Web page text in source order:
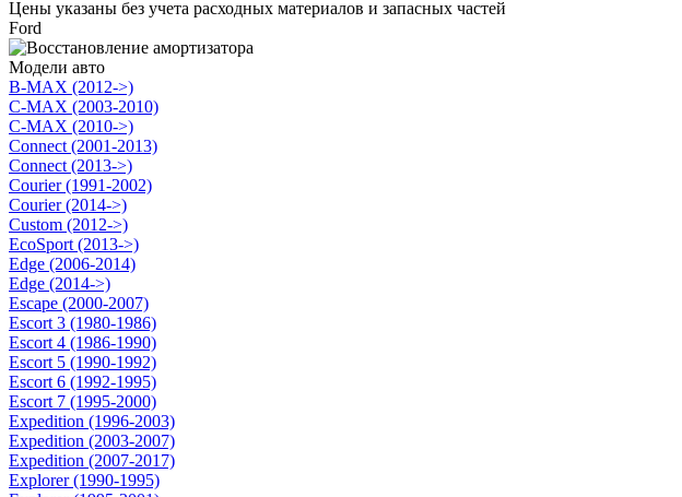
Цены указаны без учета расходных материалов и запасных частей
Ford
Модели авто
B-MAX (2012->)
C-MAX (2003-2010)
C-MAX (2010->)
Connect (2001-2013)
Connect (2013->)
Courier (1991-2002)
Courier (2014->)
Custom (2012->)
EcoSport (2013->)
Edge (2006-2014)
Edge (2014->)
Escape (2000-2007)
Escort 3 (1980-1986)
Escort 4 (1986-1990)
Escort 5 (1990-1992)
Escort 6 (1992-1995)
Escort 7 (1995-2000)
Expedition (1996-2003)
Expedition (2003-2007)
Expedition (2007-2017)
Explorer (1990-1995)